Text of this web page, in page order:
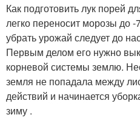
Как подготовить лук порей
легко переносит морозы до
убрать урожай следует до
Первым делом его нужно
корневой системы землю.
земля не попадала между
действий и начинается
зиму .